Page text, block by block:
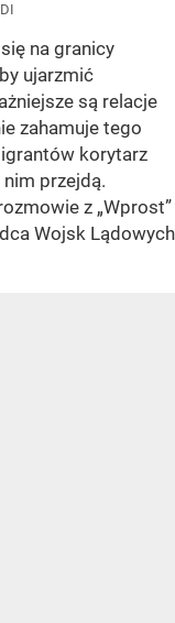
na granicy
ujarzmić
są relacje
zahamuje tego
korytarz
przejdą.
z „Wprost”
Wojsk Lądowych